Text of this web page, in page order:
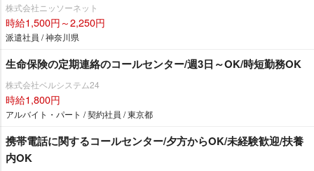
株式会社ニッソーネット
時給1,500円～2,250円
派遣社員 / 神奈川県
生命保険の定期連絡のコールセンター/週3日～OK/時短勤務OK
株式会社ベルシステム24
時給1,800円
アルバイト・パート / 契約社員 / 東京都
携帯電話に関するコールセンター/夕方からOK/未経験歓迎/扶養
内OK